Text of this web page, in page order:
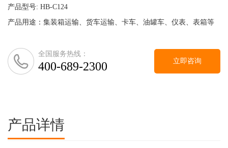
产品型号: HB-C124
产品用途：集装箱运输、货车运输、卡车、油罐车、仪表、表箱等
全国服务热线：
400-689-2300 立即咨询
产品详情